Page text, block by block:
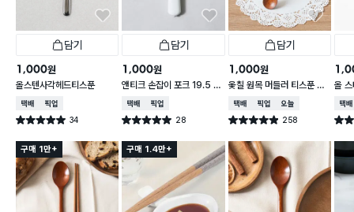
담기
1,000원
올스텐사각헤드티스푼
택배배송매장픽업
별점 5.0점 34
건 작성
담기
1,000원
앤티크 손잡이 포크 19.5 c
m
택배배송매장픽업
별점 5.0점 28
건 작성
담기
1,000원
옻칠 원목 머들러 티스푼 20
cm
택배배송매장픽업오늘배송
별점 4.9점 258
건 작성
올
택배
별점
구매 1만+ 구매 1.4만+